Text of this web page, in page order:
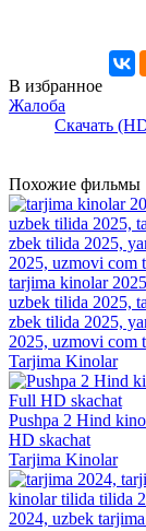
В избранное
Жалоба
Скачать
Похожие фильмы
tarjima kinolar
uzbek tilida 2025,
zbek tilida 2025,
2025, uzmovi com
Tarjima Kinolar
Pushpa 2 Hind
HD skachat
Tarjima Kinolar